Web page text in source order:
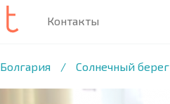
Контакты
Болгария / Солнечный берег